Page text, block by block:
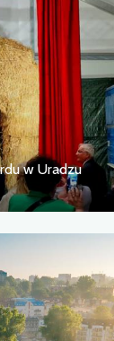
w Uradzu